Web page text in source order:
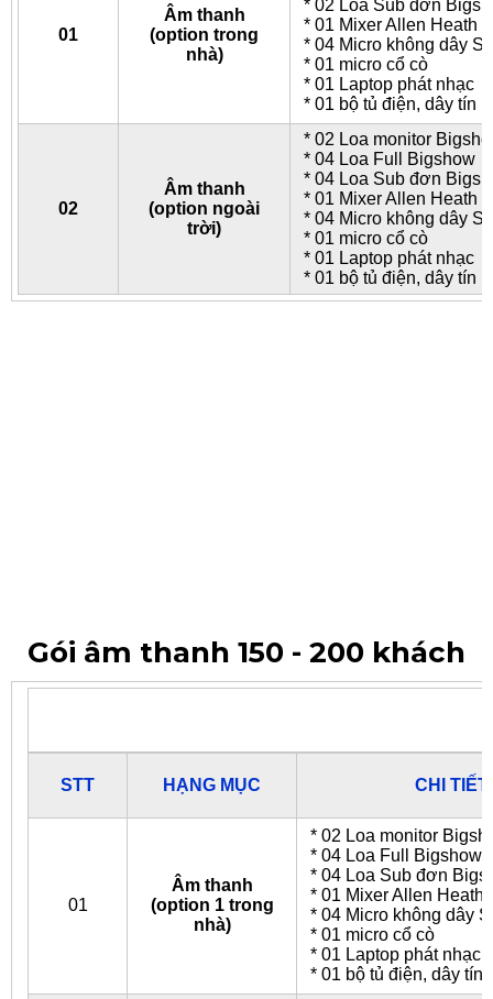
01
Âm thanh
(option trong
nhà)
* 01 Mixer Allen Heath
* 04 Micro không dây
* 01 micro cổ cò
* 01 Laptop phát nhạc
* 01 bộ tủ điện, dây tín
02
Âm thanh
(option ngoài
trời)
* 02 Loa monitor
* 04 Loa Full Bigshow
* 04 Loa Sub đơn
* 01 Mixer Allen Heath
* 04 Micro không dây
* 01 micro cổ cò
* 01 Laptop phát nhạc
* 01 bộ tủ điện, dây tín
Gói âm thanh 150 - 200 khách
STT HẠNG MỤC CHI
01
Âm thanh
(option 1 trong
nhà)
* 02 Loa monitor
* 04 Loa Full Bigshow
* 04 Loa Sub đơn
* 01 Mixer Allen Heath
* 04 Micro không dây
* 01 micro cổ cò
* 01 Laptop phát nhạc
* 01 bộ tủ điện, dây tín